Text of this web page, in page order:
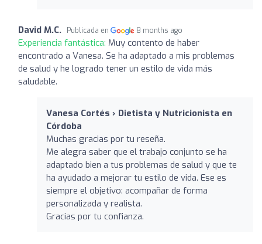
David M.C. Publicada en 8 months ago
Experiencia fantástica: Muy contento de haber
encontrado a Vanesa. Se ha adaptado a mis problemas
de salud y he logrado tener un estilo de vida más
saludable.
Vanesa Cortés › Dietista y Nutricionista en
Córdoba
Muchas gracias por tu reseña.
Me alegra saber que el trabajo conjunto se ha
adaptado bien a tus problemas de salud y que te
ha ayudado a mejorar tu estilo de vida. Ese es
siempre el objetivo: acompañar de forma
personalizada y realista.
Gracias por tu confianza.